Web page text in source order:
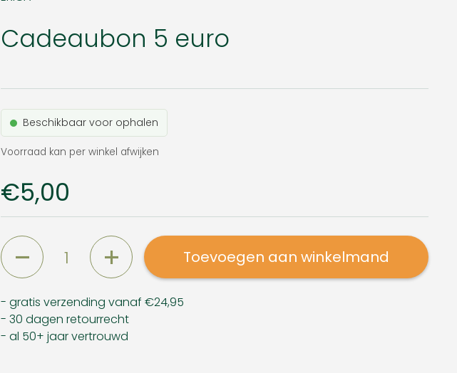
Cadeaubon 5 euro
Beschikbaar voor ophalen
Voorraad kan per winkel afwijken
Prijs:
€5,00
Aantal
Toevoegen aan winkelmand
- gratis verzending vanaf €24,95
- 30 dagen retourrecht
- al 50+ jaar vertrouwd